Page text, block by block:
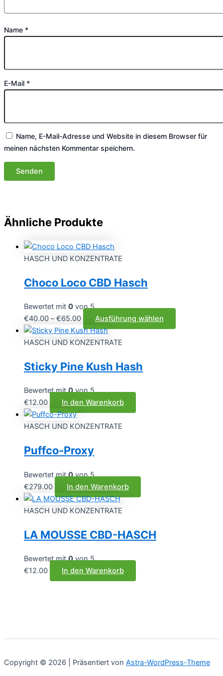
Name *
E-Mail *
Name, E-Mail-Adresse und Website in diesem Browser für
meinen nächsten Kommentar speichern.
Ähnliche Produkte
HASCH UND KONZENTRATE
Choco Loco CBD Hasch
Bewertet mit 0 von 5
€40.00 –€65.00Preisspanne:
€40.00
bis
Ausführung wählen
Produkt
HASCH UND KONZENTRATE
Sticky Pine Kush Hash
Bewertet mit0von 5
€12.00 In den Warenkorb
HASCH UND KONZENTRATE
Puffco-Proxy
Bewertet mit0von 5
€279.00 In den Warenkorb
HASCH UND KONZENTRATE
LA MOUSSE CBD-HASCH
Bewertet mit0von 5
€12.00 In den Warenkorb
Copyright © 2026 | Präsentiert von Astra-WordPress-Theme